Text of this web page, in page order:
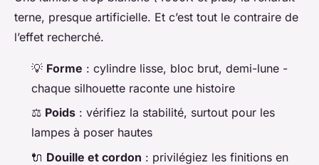
terne, presque artificielle. Et c’est tout le contraire de
l’effet recherché.
💡 Forme : cylindre lisse, bloc brut, demi-lune -
chaque silhouette raconte une histoire
⚖️ Poids : vérifiez la stabilité, surtout pour les
lampes à poser hautes
🔌 Douille et cordon : privilégiez les finitions en